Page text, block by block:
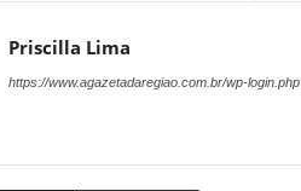
Priscilla Lima
https://www.agazetadaregiao.com.br/wp-login.php